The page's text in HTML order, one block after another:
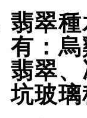
翡翠
有：
翡翠
坑玻